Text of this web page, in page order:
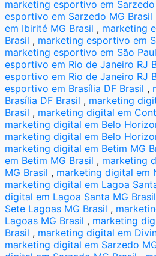
marketing esportivo em Sarzedo
esportivo em Sarzedo MG Brasil
em Ibirité MG Brasil , marketing
Brasil , marketing esportivo em
marketing esportivo em São
esportivo em Rio de Janeiro RJ
esportivo em Rio de Janeiro RJ
esportivo em Brasília DF Brasil ,
Brasília DF Brasil , marketing
Brasil , marketing digital em
marketing digital em Belo
marketing digital em Belo
marketing digital em Betim MG
em Betim MG Brasil , marketing
MG Brasil , marketing digital em
marketing digital em Lagoa
digital em Lagoa Santa MG Brasil
Sete Lagoas MG Brasil ,
Lagoas MG Brasil , marketing
Brasil , marketing digital em
marketing digital em Sarzedo